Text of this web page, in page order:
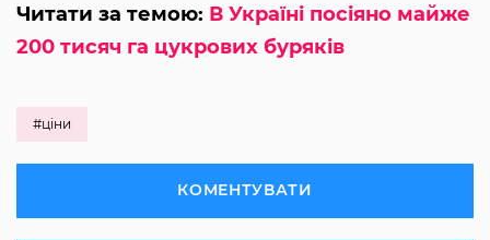
Читати за темою: В Україні посіяно майже
200 тисяч га цукрових буряків
#ціни
КОМЕНТУВАТИ